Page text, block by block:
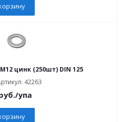
цинк (250шт) DIN 125
42263
/упа